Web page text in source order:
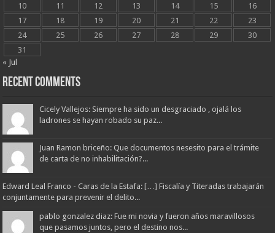
10
11 12 13 14 15
16
17
18 19 20 21 22
23
24
25 26 27 28 29
30
31
« Jul
Recent Comments
Cicely Vallejos: Siempre ha sido un desgraciado , ojalá los
ladrones se hayan robado su paz...
Juan Ramon briceño: Que documentos nesesito para el trámite
de carta de no inhabilitación?...
Edward Leal Franco - Caras de la Estafa: […] Fiscalía y Titeradas trabajarán
conjuntamente para prevenir el delito...
pablo gonzalez diaz: Fue mi novia y fueron años maravillosos
que pasamos juntos, pero el destino nos...